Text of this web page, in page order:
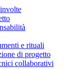
e rituali
di progetto
collaborativi